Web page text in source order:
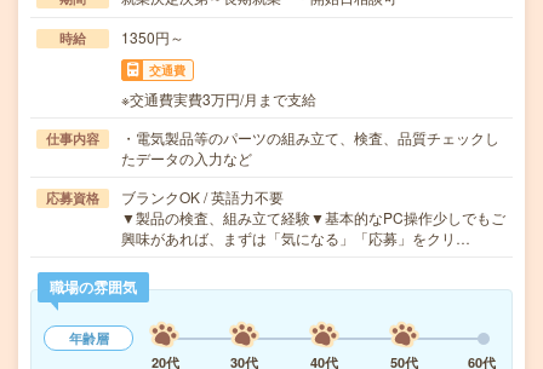
時給 1350円～
交通費
※交通費実費3万円/月まで支給
仕事内容
・電気製品等のパーツの組み立て、検査、品質チェックし
たデータの入力など
応募資格
ブランクOK / 英語力不要
▼製品の検査、組み立て経験▼基本的なPC操作少しでもご
興味があれば、まずは「気になる」「応募」をクリ…
職場の雰囲気
年齢層
20代
30代 40代 50代 60代